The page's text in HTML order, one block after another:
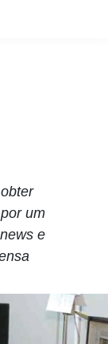
um
e